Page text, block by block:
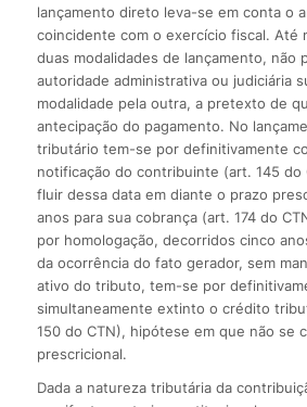
lançamento direto leva-se em conta o
coincidente com o exercício fiscal. Até
duas modalidades de lançamento, não
autoridade administrativa ou judiciária
modalidade pela outra, a pretexto de
antecipação do pagamento. No
tributário tem-se por definitivamente
notificação do contribuinte (art. 145 do
fluir dessa data em diante o prazo
anos para sua cobrança (art. 174 do
por homologação, decorridos cinco
da ocorrência do fato gerador, sem
ativo do tributo, tem-se por
simultaneamente extinto o crédito
150 do CTN), hipótese em que não se
prescricional.
Dada a natureza tributária da